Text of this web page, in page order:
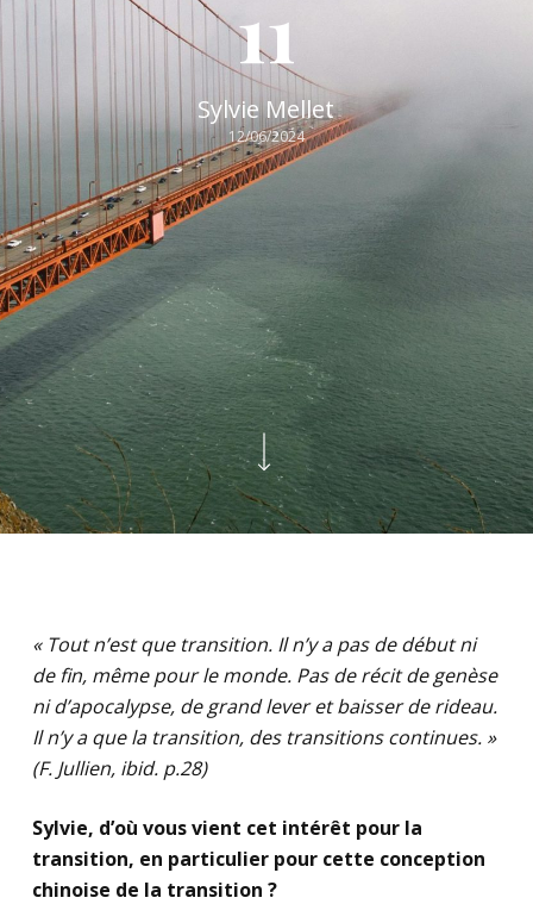
11
Sylvie Mellet
12/06/2024
« Tout n’est que transition. Il n’y a pas de début ni
de fin, même pour le monde. Pas de récit de genèse
ni d’apocalypse, de grand lever et baisser de rideau.
Il n’y a que la transition, des transitions continues. »
(F. Jullien, ibid. p.28)
Sylvie, d’où vous vient cet intérêt pour la
transition, en particulier pour cette conception
chinoise de la transition ?